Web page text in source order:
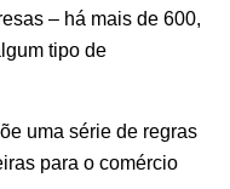
– há mais de 600,
tipo de
uma série de regras
para o comércio